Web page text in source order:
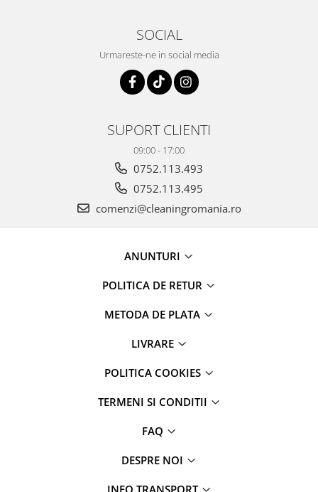
SOCIAL
Urmareste-ne in social media
SUPORT CLIENTI
09:00 - 17:00
0752.113.493
0752.113.495
comenzi@cleaningromania.ro
ANUNTURI
POLITICA DE RETUR
METODA DE PLATA
LIVRARE
POLITICA COOKIES
TERMENI SI CONDITII
FAQ
DESPRE NOI
INFO TRANSPORT